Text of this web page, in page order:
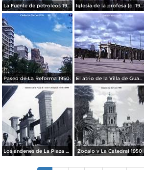
La Fuente de petroleos 1950. Iglesia de la profesa (c. 1950)
Paseo de La Reforma 1950. El atrio de la Villa de Guadalupe 1950.
Los andenes de La Plaza de toros Ciudad de México 1950 Zocalo y La Catedral 1950